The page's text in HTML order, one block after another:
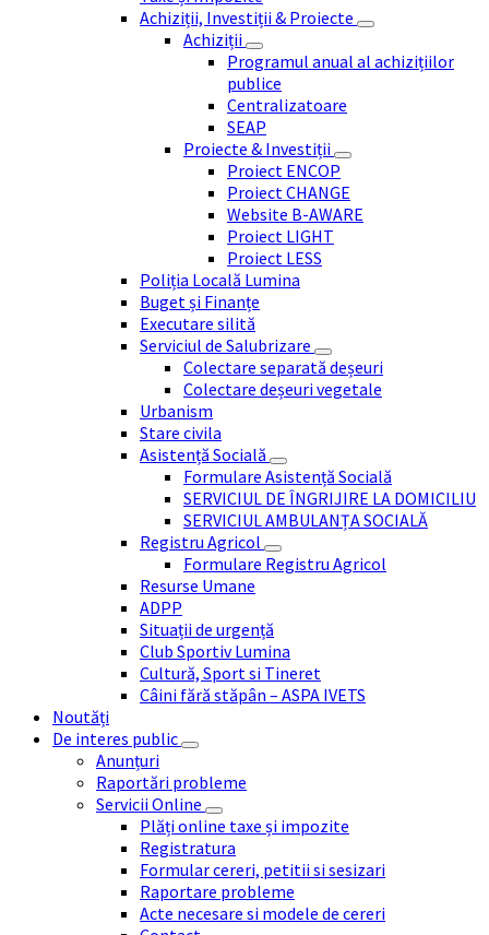
Achiziții, Investiții & Proiecte
Achiziții
Programul anual al achizițiilor
publice
Centralizatoare
SEAP
Proiecte & Investiții
Proiect ENCOP
Proiect CHANGE
Website B-AWARE
Proiect LIGHT
Proiect LESS
Poliția Locală Lumina
Buget și Finanțe
Executare silită
Serviciul de Salubrizare
Colectare separată deșeuri
Colectare deșeuri vegetale
Urbanism
Stare civila
Asistență Socială
Formulare Asistență Socială
SERVICIUL DE ÎNGRIJIRE LA DOMICILIU
SERVICIUL AMBULANȚA SOCIALĂ
Registru Agricol
Formulare Registru Agricol
Resurse Umane
ADPP
Situații de urgență
Club Sportiv Lumina
Cultură, Sport si Tineret
Câini fără stăpân – ASPA IVETS
Noutăți
De interes public
Anunțuri
Raportări probleme
Servicii Online
Plăți online taxe și impozite
Registratura
Formular cereri, petitii si sesizari
Raportare probleme
Acte necesare si modele de cereri